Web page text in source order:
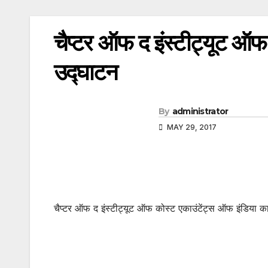
चैप्टर ऑफ द इंस्टीट्यूट
उद्घाटन
By administrator
MAY 29, 2017
चैप्टर ऑफ द इंस्टीट्यूट ऑफ कोस्ट एकाउंटेंट्स ऑफ इंडिया